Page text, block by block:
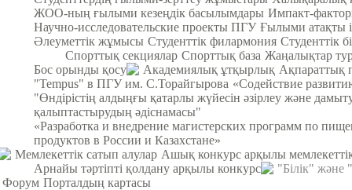
ЖОО-ның ғылыми кезеңдік басылымдары Импакт-
Научно-исследовательские проекты ПГУ Ғылыми атақты
Әлеуметтік жұмысы Студенттік филармония Студенттік
Спорттық секциялар Спорттық база Жаңалықтар
Бос орынды қосу
Академиялық ұтқырлық Ақпараттық
"Tempus" в ПГУ им. С.Торайгырова «Содействие
"Өндірістің алдыңғы қатарлы жүйесін әзірлеу және
қалыптастырудың әдіснамасы"
«Разработка и внедрение магистерских программ по
продуктов в России и Казахстане»
Мемлекеттік сатып алулар Ашық конкурс арқылы
Арнайы тәртіпті қолдану арқылы конкурс
"Білік" және
Форум Порталдың картасы